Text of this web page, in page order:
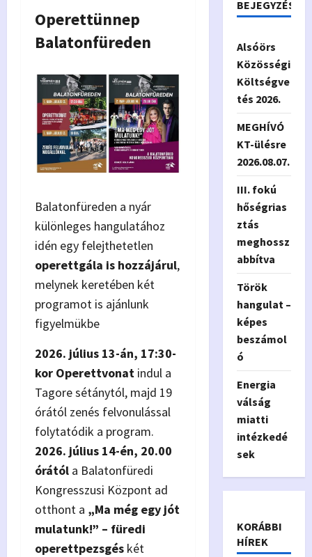
Operettünnep
Balatonfüreden
Balatonfüreden a nyár
különleges hangulatához
idén egy felejthetetlen
operettgála is hozzájárul,
melynek keretében két
programot is ajánlunk
figyelmükbe
2026. július 13-án, 17:30-
kor Operettvonat indul a
Tagore sétánytól, majd 19
órától zenés felvonulással
folytatódik a program.
2026. július 14-én, 20.00
órától a Balatonfüredi
Kongresszusi Központ ad
otthont a „Ma még egy jót
mulatunk!” – füredi
operettpezsgés két
BEJEGYZÉSEK
Alsóörs
Közösségi
Költségve
tés 2026.
MEGHÍVÓ
KT-ülésre
2026.08.07.
III. fokú
hőségrias
ztás
meghossz
abbítva
Török
hangulat –
képes
beszámol
ó
Energia
válság
miatti
intézkedé
sek
KORÁBBI
HÍREK